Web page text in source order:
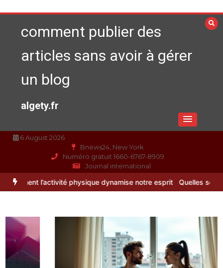
au
contenucomment publier des
articles sans avoir à gérer
un blog
algety.fr
6 August 2026
Bnews24, New York
Numéro gratuit 1660-6767-8909
Journal international
le bon de l’excellent Les bienfaits du sport : comment